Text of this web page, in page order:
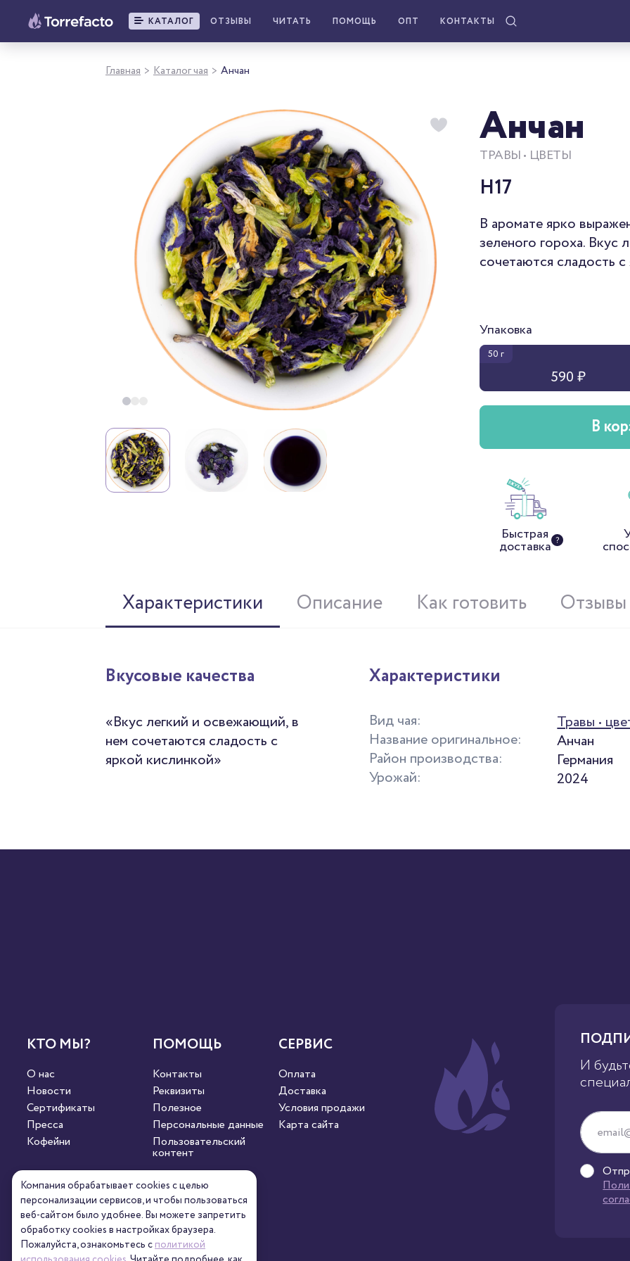
КАТАЛОГ ОТЗЫВЫ ЧИТАТЬ ПОМОЩЬ ОПТ КОНТАКТЫ
Главная > Каталог чая > Анчан
Анчан
ТРАВЫ • ЦВЕТЫ
H17
В аромате ярко
зеленого гороха.
сочетаются сладость
Упаковка
50 г
590 ₽
В
Быстрая
доставка
Характеристики Описание Как готовить Отзывы
Вкусовые качества
«Вкус легкий и освежающий, в
нем сочетаются сладость с
яркой кислинкой»
Характеристики
Вид чая:
Травы •
Название оригинальное:
Анчан
Район производства:
Германия
Урожай:
2024
КТО МЫ?
О нас
Новости
Сертификаты
Пресса
Кофейни
ПОМОЩЬ
Контакты
Реквизиты
Полезное
Персональные данные
Пользовательский
контент
СЕРВИС
Оплата
Доставка
Условия продажи
Карта сайта
СВЯЖИТЕСЬ С НАМИ
8 (800) 333-63-95 orders@torrefacto.ru
И
Компания обрабатывает cookies с целью
персонализации сервисов, и чтобы пользоваться
веб-сайтом было удобнее. Вы можете запретить
обработку сookies в настройках браузера.
Пожалуйста, ознакомьтесь сполитикой